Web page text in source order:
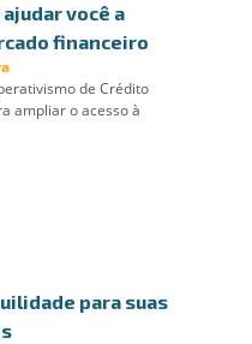
você a
financeiro
de Crédito
ampliar o acesso à
para suas